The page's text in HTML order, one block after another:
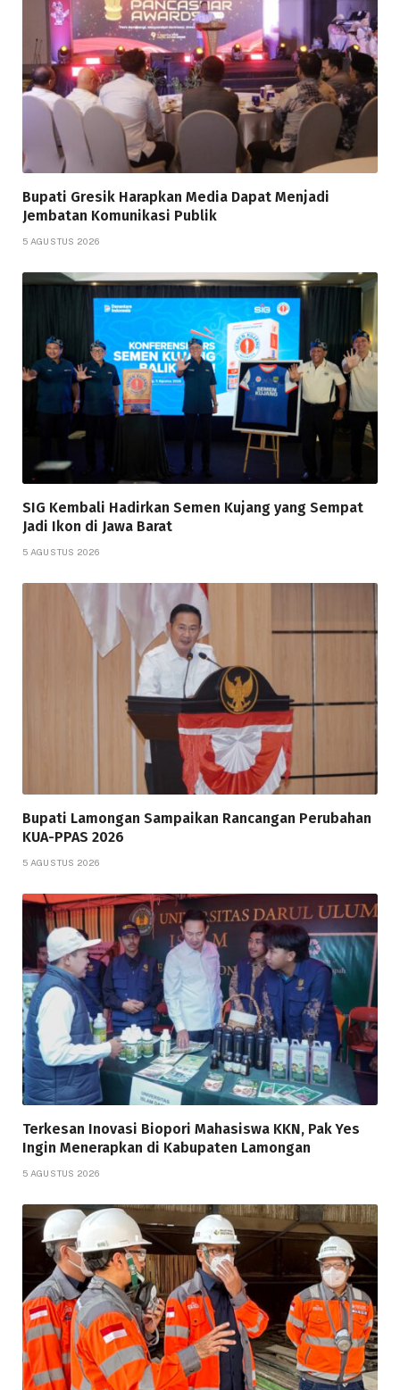
Bupati Gresik Harapkan Media Dapat Menjadi
Jembatan Komunikasi Publik
5 AGUSTUS 2026
SIG Kembali Hadirkan Semen Kujang yang Sempat
Jadi Ikon di Jawa Barat
5 AGUSTUS 2026
Bupati Lamongan Sampaikan Rancangan Perubahan
KUA-PPAS 2026
5 AGUSTUS 2026
Terkesan Inovasi Biopori Mahasiswa KKN, Pak Yes
Ingin Menerapkan di Kabupaten Lamongan
5 AGUSTUS 2026